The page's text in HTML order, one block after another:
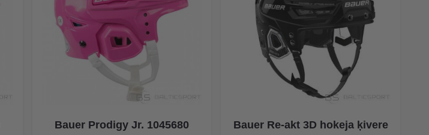
Bauer Prodigy Jr. 1045680
Bauer Re-akt 3D hokeja ķivere